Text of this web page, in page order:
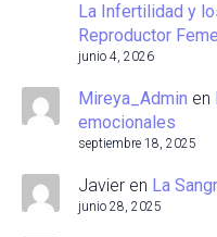
La Infertilidad y
Reproductor
junio 4, 2026
Mireya_Admin en
emocionales
septiembre 18, 2025
Javier en La
junio 28, 2025